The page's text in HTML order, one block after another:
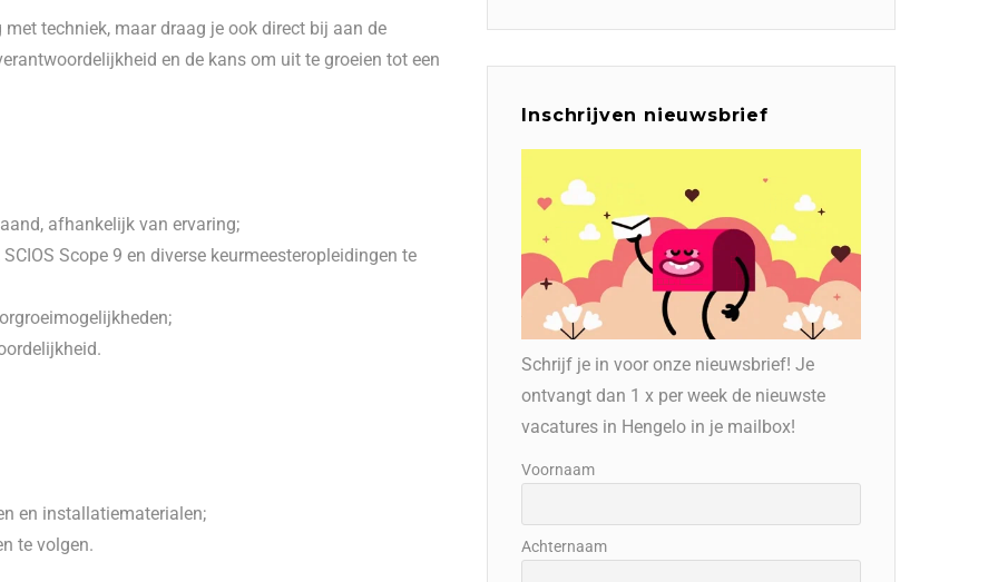
techniek, maar draag je ook direct bij aan de
en de kans om uit te groeien tot een
afhankelijk van ervaring;
Scope 9 en diverse keurmeesteropleidingen te
en installatiematerialen;
te volgen.
Inschrijven nieuwsbrief
Schrijf je in voor onze nieuwsbrief! Je
ontvangt dan 1 x per week de nieuwste
vacatures in Hengelo in je mailbox!
Voornaam
Achternaam